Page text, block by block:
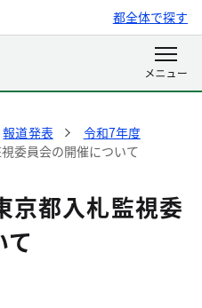
都全体で探す
報道発表
令和7年度
委員会の開催について
京都入札監視委